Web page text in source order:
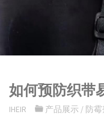
如何预防织带
IHEIR 产品展示 / 防